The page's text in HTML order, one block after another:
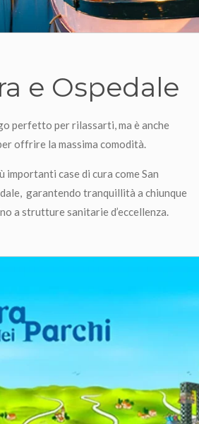
e Ospedale
perfetto per rilassarti, ma è anche
offrire la massima comodità.
importanti case di cura come San
garantendo tranquillità a chiunque
a strutture sanitarie d’eccellenza.